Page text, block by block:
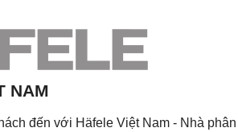
NAM
đến với Häfele Việt Nam - Nhà phân